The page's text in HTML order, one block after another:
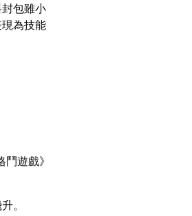
包雖小
為技能
遊戲》
。